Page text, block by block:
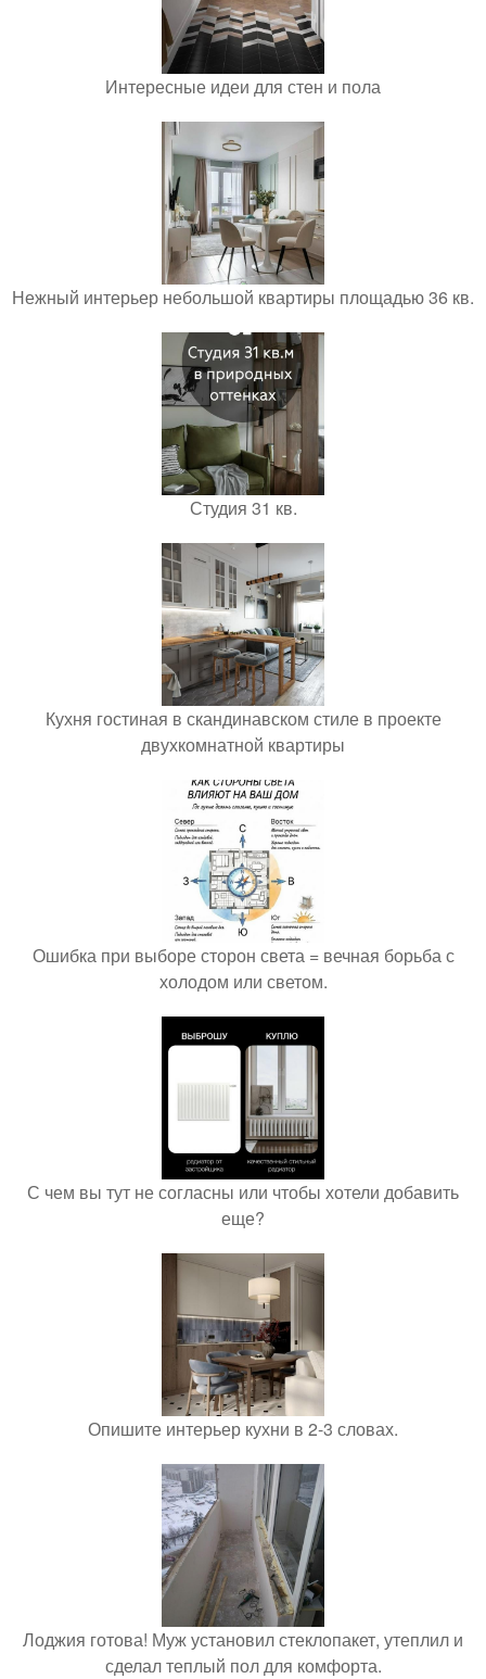
Интересные идеи для стен и пола
Нежный интерьер небольшой квартиры площадью 36 кв.
Студия 31 кв.
Кухня гостиная в скандинавском стиле в проекте
двухкомнатной квартиры
Ошибка при выборе сторон света = вечная борьба с
холодом или светом.
С чем вы тут не согласны или чтобы хотели добавить
еще?
Опишите интерьер кухни в 2-3 словах.
Лоджия готова! Муж установил стеклопакет, утеплил и
сделал теплый пол для комфорта.